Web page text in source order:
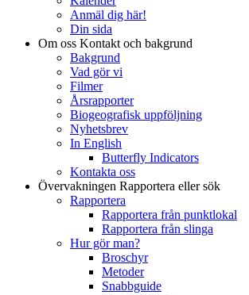
Anmäl dig här!
Din sida
Om oss Kontakt och bakgrund
Bakgrund
Vad gör vi
Filmer
Årsrapporter
Biogeografisk uppföljning
Nyhetsbrev
In English
Butterfly Indicators
Kontakta oss
Övervakningen Rapportera eller sök
Rapportera
Rapportera från punktlokal
Rapportera från slinga
Hur gör man?
Broschyr
Metoder
Snabbguide